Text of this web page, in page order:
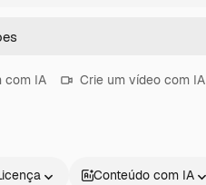
com IA Crie um vídeo com IA
Conteúdo com IA